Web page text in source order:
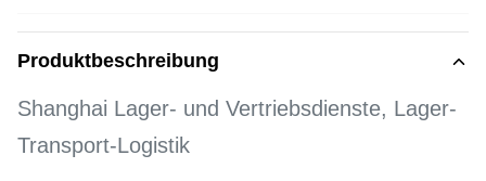
Produktbeschreibung
Shanghai Lager- und Vertriebsdienste, Lager-
Transport-Logistik